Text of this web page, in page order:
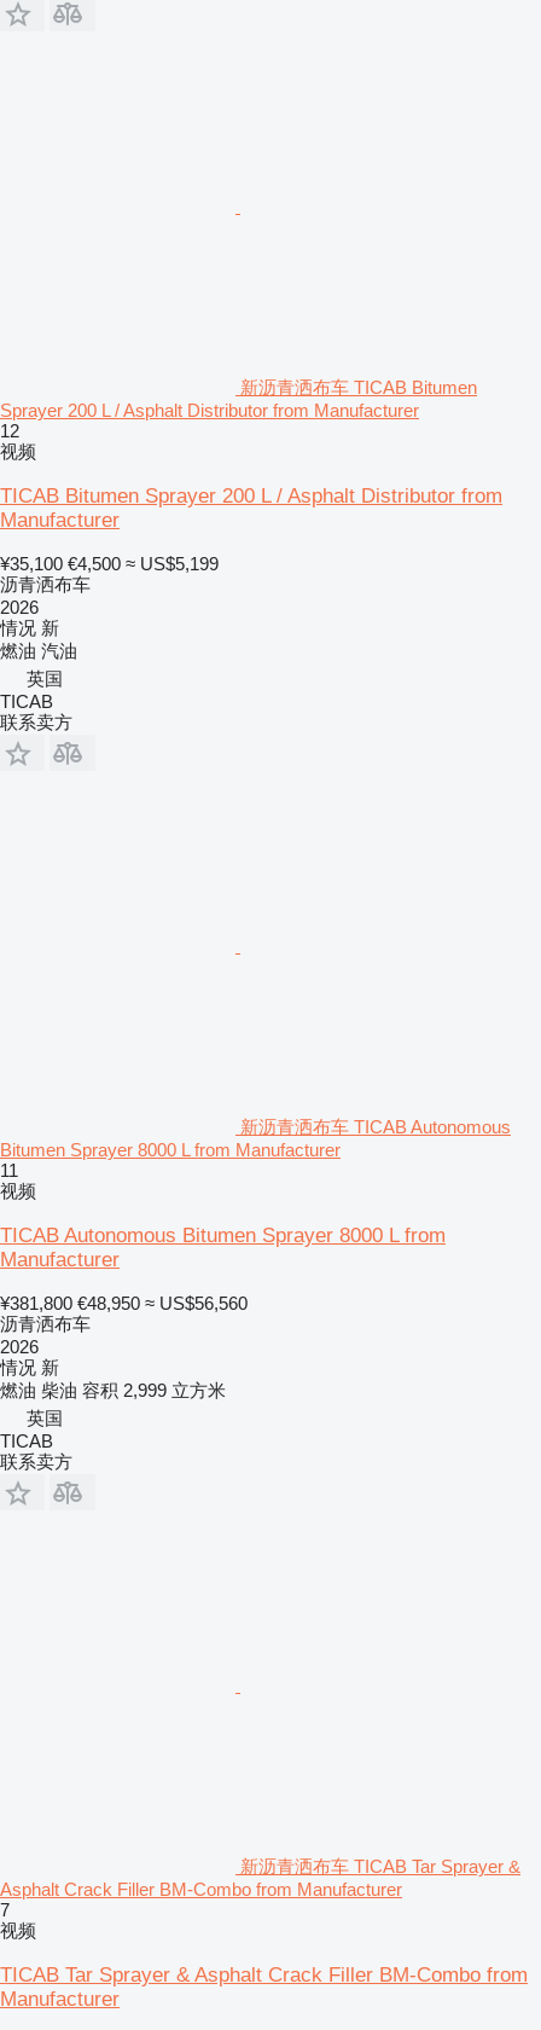
新沥青洒布车 TICAB Bitumen
Sprayer 200 L / Asphalt Distributor from Manufacturer
12
视频
TICAB Bitumen Sprayer 200 L / Asphalt Distributor from
Manufacturer
¥35,100 €4,500 ≈ US$5,199
沥青洒布车
2026
情况 新
燃油 汽油
英国
TICAB
联系卖方
新沥青洒布车 TICAB Autonomous
Bitumen Sprayer 8000 L from Manufacturer
11
视频
TICAB Autonomous Bitumen Sprayer 8000 L from
Manufacturer
¥381,800 €48,950 ≈ US$56,560
沥青洒布车
2026
情况 新
燃油 柴油 容积 2,999 立方米
英国
TICAB
联系卖方
新沥青洒布车 TICAB Tar Sprayer &
Asphalt Crack Filler BM-Combo from Manufacturer
7
视频
TICAB Tar Sprayer & Asphalt Crack Filler BM-Combo from
Manufacturer